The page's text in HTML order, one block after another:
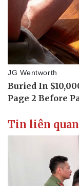
Tin liên quan